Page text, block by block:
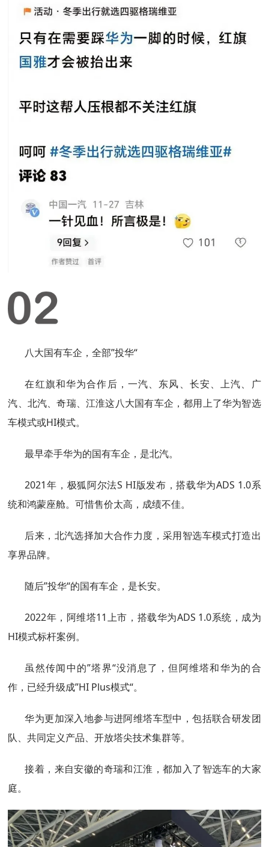
八大国有车企，全部”投华“
在红旗和华为合作后，一汽、东风、长安、上汽、广
汽、北汽、奇瑞、江淮这八大国有车企，都用上了华为智选
车模式或HI模式。
最早牵手华为的国有车企，是北汽。
2021年，极狐阿尔法S HI版发布，搭载华为ADS 1.0系
统和鸿蒙座舱。可惜售价太高，成绩不佳。
后来，北汽选择加大合作力度，采用智选车模式打造出
享界品牌。
随后”投华“的国有车企，是长安。
2022年，阿维塔11上市，搭载华为ADS 1.0系统，成为
HI模式标杆案例。
虽然传闻中的”塔界“没消息了，但阿维塔和华为的合
作，已经升级成”HI Plus模式“。
华为更加深入地参与进阿维塔车型中，包括联合研发团
队、共同定义产品、开放塔尖技术集群等。
接着，来自安徽的奇瑞和江淮，都加入了智选车的大家
庭。